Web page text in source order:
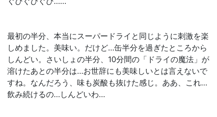
最初の半分、本当にスーパードライと同じように刺激を楽
しめました。美味い。だけど…缶半分を過ぎたところから
しんどい。さいしょの半分、10分間の「ドライの魔法」が
溶けたあとの半分は…お世辞にも美味しいとは言えないで
すね。なんだろう、味も炭酸も抜けた感じ。ああ、これ…
飲み続けるの…しんどいわ…